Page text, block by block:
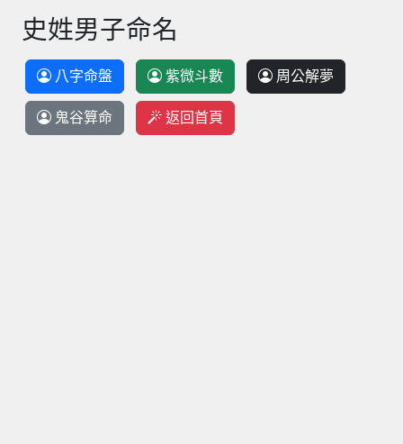
史姓男子命名
八字命盤 紫微斗數 周公解夢
鬼谷算命 返回首頁